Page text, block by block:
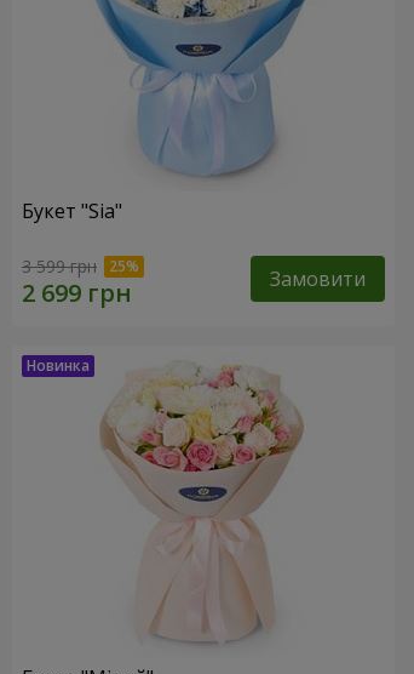
Букет "Sia"
3 599 грн Замовити